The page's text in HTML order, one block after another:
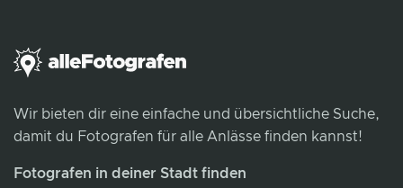
Wir bieten dir eine einfache und übersichtliche Suche,
damit du Fotografen für alle Anlässe finden kannst!
Fotografen in deiner Stadt finden